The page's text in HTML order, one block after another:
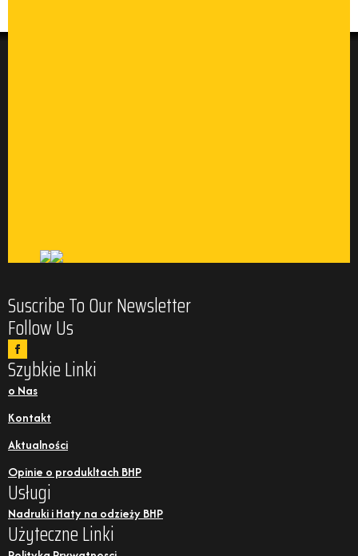
Suscribe To Our Newsletter
Follow Us
Szybkie Linki
o Nas
Kontakt
Aktualności
Opinie o produkltach BHP
Usługi
Nadruki i Haty na odzieży BHP
Użyteczne Linki